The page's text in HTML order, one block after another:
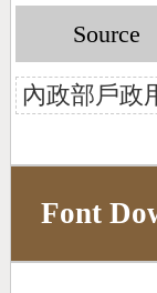
Source
內政部戶政
Font